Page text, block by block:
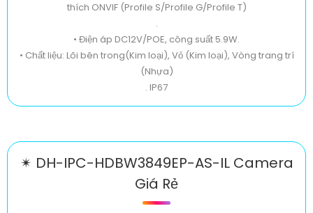
thích ONVIF (Profile S/Profile G/Profile T)
.
• Điện áp DC12V/POE, công suất 5.9W.
• Chất liệu: Lõi bên trong(Kim loại), Vỏ (Kim loại), Vòng trang trí
(Nhựa)
. IP67
✴ DH-IPC-HDBW3849EP-AS-IL Camera
Giá Rẻ